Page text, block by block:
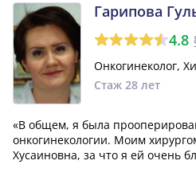
Гарипова
4.8
Онкогинеколог,
Стаж 28 лет
«В общем, я была
онкогинекологии. Моим
Хусаиновна, за что я ей очень